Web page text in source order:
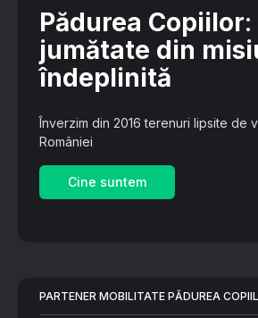
Pădurea Copiilor:
jumătate din
îndeplinită
Înverzim din 2016 terenuri lipsite de
României
Cine suntem
PARTENER MOBILITATE PĂDUREA